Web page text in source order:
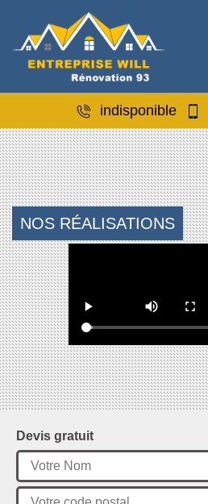
indisponible
NOS RÉALISATIONS
Devis gratuit